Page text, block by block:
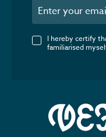
I hereby certify
familiarised